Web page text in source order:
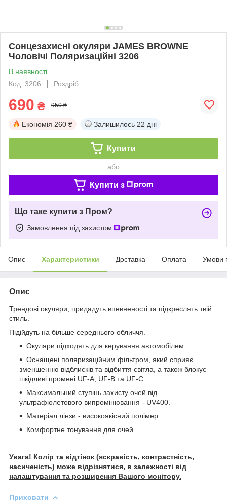
Сонцезахисні окуляри JAMES BROWNE
Чоловічі Поляризаційні 3206
В наявності
Код: 3206
Роздріб
690 ₴ 950 ₴
Економія 260 ₴ Залишилось 22 дні
Купити
або
Купити з
Що таке купити з Пром?
Замовлення під захистом
Опис Характеристики Доставка Оплата Умови
Опис
Трендові окуляри, придадуть впевненості та підкреслять твій
стиль.
Підійдуть на більше середнього обличчя.
Окуляри підходять для керування автомобілем.
Оснащені поляризаційним фільтром, який сприяє
зменшенню відблисків та відбиття світла, а також блокує
шкідливі промені UF-A, UF-B та UF-C.
Максимальний ступінь захисту очей від
ультрафіолетового випромінювання - UV400.
Матеріал лінзи - високоякісний полімер.
Комфортне тонування для очей.
Увага! Колір та відтінок (яскравість, контрастність,
насиченість) може відрізнятися, в залежності від
налаштування та розширення Вашого монітору.
Приховати